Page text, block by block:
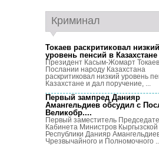
Криминал
Токаев раскритиковал низкий
уровень пенсий в
Президент Касым-Жомарт
Послании народу Казахстана
раскритиковал низкий уровень
Казахстане и дал поручение, ...
Первый зампред Данияр
Амангельдиев обсудил с
Великобр....
Первый заместитель
Кабинета Министров Кыргызской
Республики Данияр
Чрезвычайного и Полномочного